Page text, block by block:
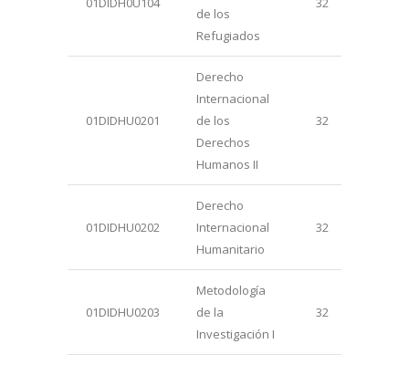
de los
Refugiados
01DIDHU0201
Derecho
Internacional
de los
Derechos
Humanos II
32
01DIDHU0202
Derecho
Internacional
Humanitario
32
01DIDHU0203
Metodología
de la
Investigación I
32